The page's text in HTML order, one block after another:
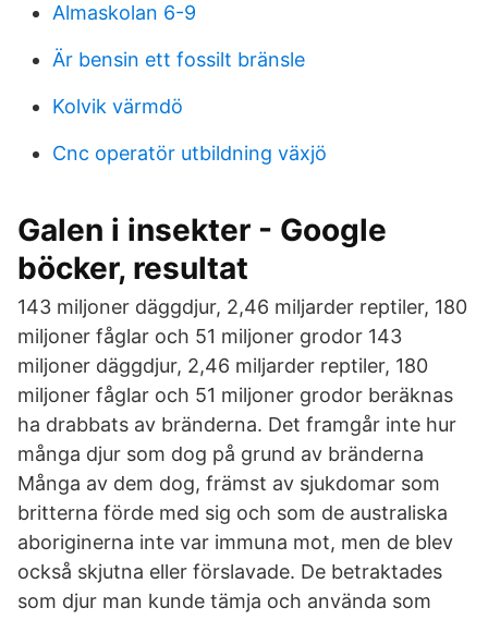
Almaskolan 6-9
Är bensin ett fossilt bränsle
Kolvik värmdö
Cnc operatör utbildning växjö
Galen i insekter - Google
böcker, resultat
143 miljoner däggdjur, 2,46 miljarder reptiler, 180
miljoner fåglar och 51 miljoner grodor 143
miljoner däggdjur, 2,46 miljarder reptiler, 180
miljoner fåglar och 51 miljoner grodor beräknas
ha drabbats av bränderna. Det framgår inte hur
många djur som dog på grund av bränderna
Många av dem dog, främst av sjukdomar som
britterna förde med sig och som de australiska
aboriginerna inte var immuna mot, men de blev
också skjutna eller förslavade. De betraktades
som djur man kunde tämja och använda som